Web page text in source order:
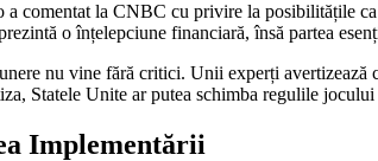
a comentat la CNBC cu privire la posibilitățile
o înțelepciune financiară, însă partea
nu vine fără critici. Unii experți
Statele Unite ar putea schimba regulile
Implementării